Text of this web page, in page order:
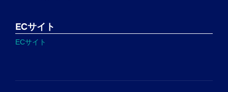
ECサイト
ECサイト